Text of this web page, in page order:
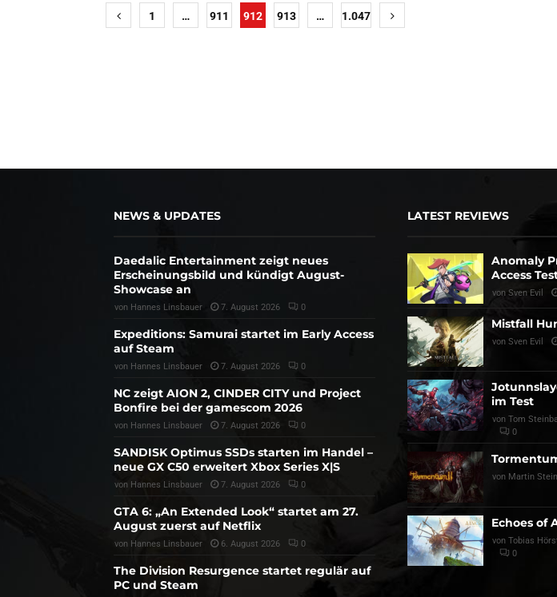
Seitennummerierung
der
1 … 911 912 913 … 1.047
NEWS & UPDATES
Daedalic Entertainment zeigt neues
Erscheinungsbild und kündigt August-
Showcase an
von Hannes Linsbauer 7. August 2026 0
Expeditions: Samurai startet im Early Access
auf Steam
von Hannes Linsbauer 7. August 2026 0
NC zeigt AION 2, CINDER CITY und Project
Bonfire bei der gamescom 2026
von Hannes Linsbauer 7. August 2026 0
SANDISK Optimus SSDs starten im Handel –
neue GX C50 erweitert Xbox Series X|S
von Hannes Linsbauer 7. August 2026 0
GTA 6: „An Extended Look“ startet am 27.
August zuerst auf Netflix
von Hannes Linsbauer 6. August 2026 0
The Division Resurgence startet regulär auf
PC und Steam
LATEST REVIEWS
Anomaly
Access
von Sven Evil
Mistfall
von Sven Evil
im Test
von Tom
0
von Martin
Echoes of
von Tobias
0